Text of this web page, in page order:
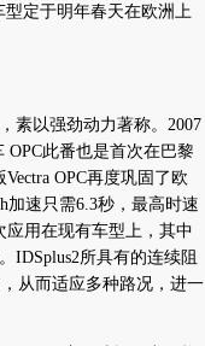
型定于明年春天在欧洲上
素以强劲动力著称。2007
OPC此番也是首次在巴黎
OPC再度巩固了欧
加速只需6.3秒，最高时速
应用在现有车型上，其中
IDSplus2所具有的连续阻
从而适应多种路况，进一